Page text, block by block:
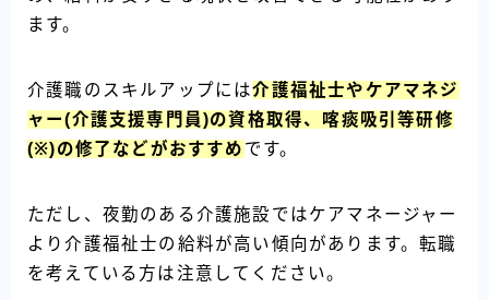
ます。
介護職のスキルアップには介護福祉士やケアマネジ
ャー(介護支援専門員)の資格取得、喀痰吸引等研修
(※)の修了などがおすすめ です。
ただし、夜勤のある介護施設ではケアマネージャー
より介護福祉士の給料が高い傾向があります。転職
を考えている方は注意してください。